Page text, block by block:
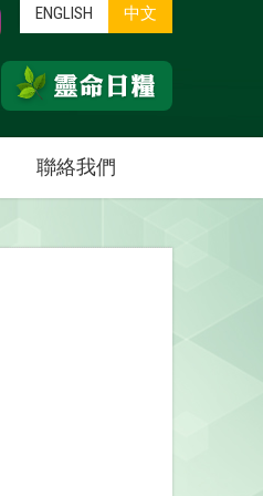
ENGLISH 中文
聯絡我們